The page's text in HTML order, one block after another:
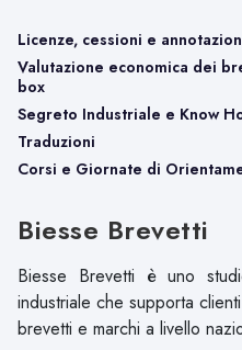
Licenze, cessioni e
Valutazione economica dei
box
Segreto Industriale e Know
Traduzioni
Corsi e Giornate di
Biesse Brevetti
Biesse Brevetti è uno
industriale che supporta
brevetti e marchi a livello